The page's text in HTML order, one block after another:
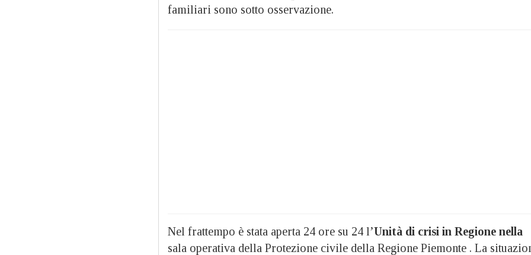
familiari sono sotto osservazione.
Nel frattempo è stata aperta 24 ore su 24 l’Unità di crisi in Regione nella
sala operativa della Protezione civile della Regione Piemonte . La